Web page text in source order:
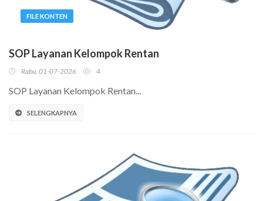
FILE KONTEN
SOP Layanan Kelompok Rentan
Rabu, 01-07-2026 4
SOP Layanan Kelompok Rentan...
SELENGKAPNYA